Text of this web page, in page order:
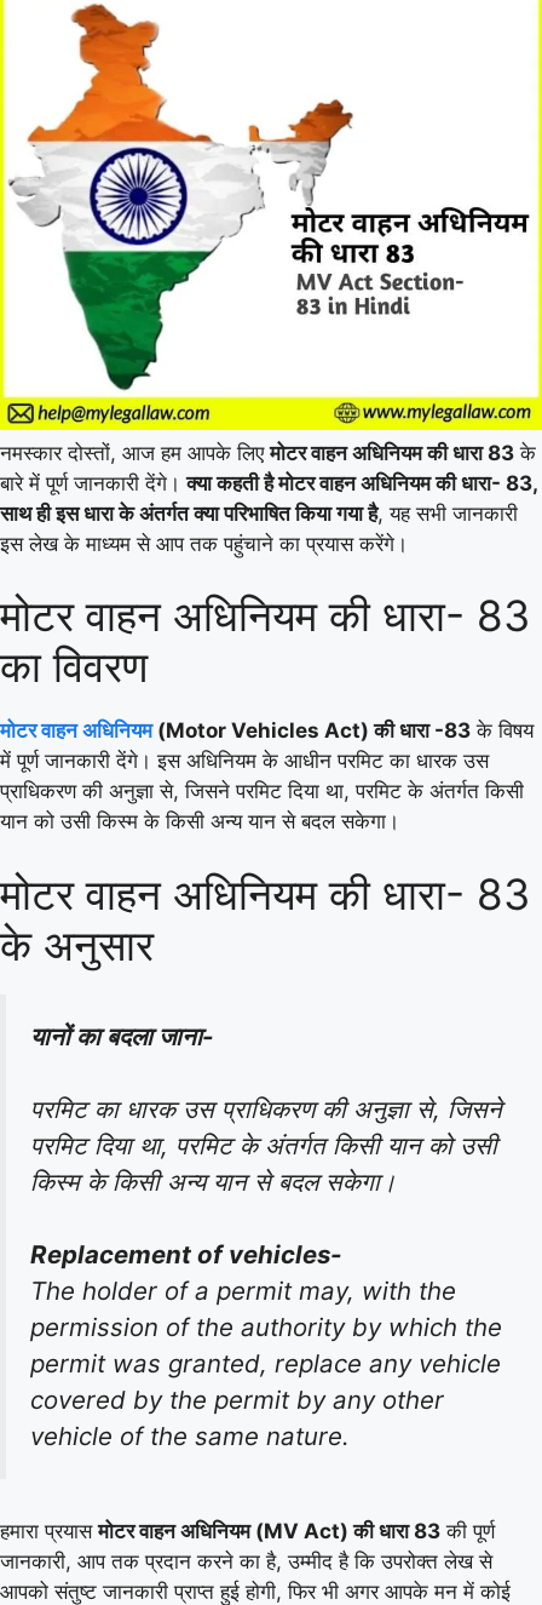
नमस्कार दोस्तों, आज हम आपके लिएमोटर वाहन अधिनियम की धारा 83 के
बारे में पूर्ण जानकारी देंगे।क्या कहती है मोटर वाहन अधिनियम की धारा- 83,
साथ ही इस धारा के अंतर्गत क्या परिभाषित किया गया है, यह सभी जानकारी
इस लेख के माध्यम से आप तक पहुंचाने का प्रयास करेंगे।
मोटर वाहन अधिनियम की धारा- 83
का विवरण
मोटर वाहन अधिनियम(Motor Vehicles Act) की धारा -83 के विषय
में पूर्ण जानकारी देंगे। इस अधिनियम के आधीन परमिट का धारक उस
प्राधिकरण की अनुज्ञा से, जिसने परमिट दिया था, परमिट के अंतर्गत किसी
यान को उसी किस्म के किसी अन्य यान से बदल सकेगा।
मोटर वाहन अधिनियम की धारा- 83
के अनुसार
यानों का बदला जाना-
परमिट का धारक उस प्राधिकरण की अनुज्ञा से, जिसने
परमिट दिया था, परमिट के अंतर्गत किसी यान को उसी
किस्म के किसी अन्य यान से बदल सकेगा।
Replacement of vehicles-
The holder of a permit may, with the
permission of the authority by which the
permit was granted, replace any vehicle
covered by the permit by any other
vehicle of the same nature.
हमारा प्रयासमोटर वाहन अधिनियम (MV Act) की धारा 83 की पूर्ण
जानकारी, आप तक प्रदान करने का है, उम्मीद है कि उपरोक्त लेख से
आपको संतुष्ट जानकारी प्राप्त हुई होगी, फिर भी अगर आपके मन में कोई